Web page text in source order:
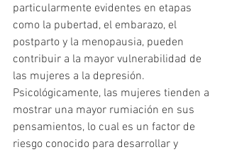
particularmente evidentes en etapas
como la pubertad, el embarazo, el
postparto y la menopausia, pueden
contribuir a la mayor vulnerabilidad de
las mujeres a la depresión.
Psicológicamente, las mujeres tienden a
mostrar una mayor rumiación en sus
pensamientos, lo cual es un factor de
riesgo conocido para desarrollar y